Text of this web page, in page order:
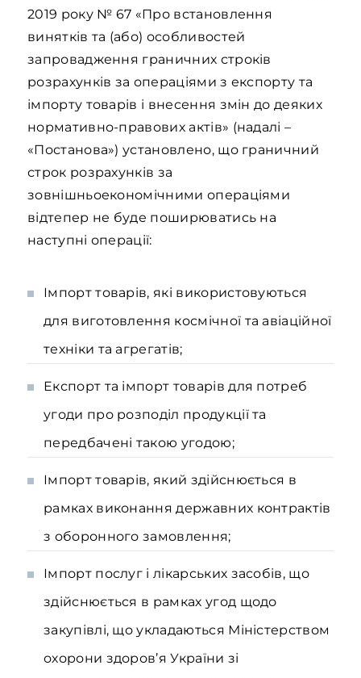
2019 року № 67 «Про встановлення
винятків та (або) особливостей
запровадження граничних строків
розрахунків за операціями з експорту та
імпорту товарів і внесення змін до деяких
нормативно-правових актів» (надалі –
«Постанова») установлено, що граничний
строк розрахунків за
зовнішньоекономічними операціями
відтепер не буде поширюватись на
наступні операції:
Імпорт товарів, які використовуються
для виготовлення космічної та авіаційної
техніки та агрегатів;
Експорт та імпорт товарів для потреб
угоди про розподіл продукції та
передбачені такою угодою;
Імпорт товарів, який здійснюється в
рамках виконання державних контрактів
з оборонного замовлення;
Імпорт послуг і лікарських засобів, що
здійснюється в рамках угод щодо
закупівлі, що укладаються Міністерством
охорони здоров’я України зі